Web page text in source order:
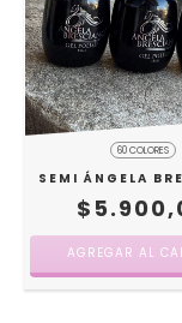
60 COLORES
SEMI ÁNGELA
AGREGAR AL